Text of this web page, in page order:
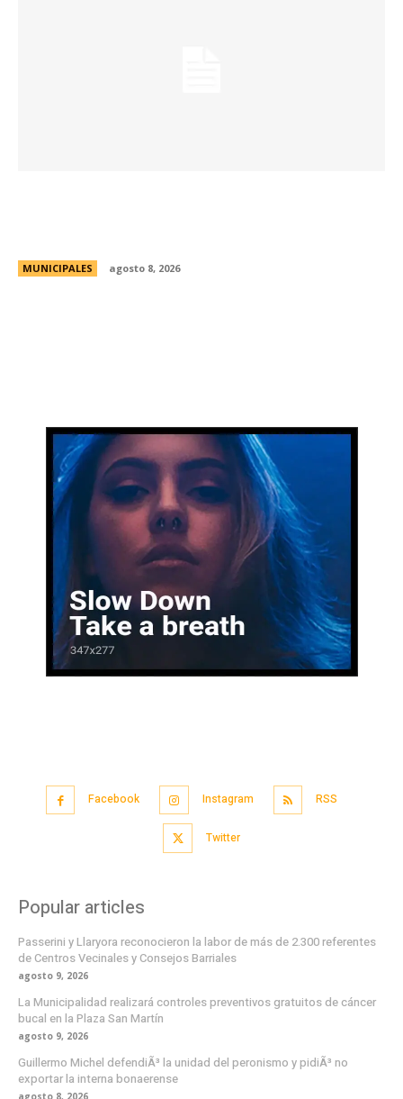
MUNICIPALES agosto 8, 2026
Facebook Instagram RSS
Twitter
Popular articles
Passerini y Llaryora reconocieron la labor de más de 2.300 referentes
de Centros Vecinales y Consejos Barriales
agosto 9, 2026
La Municipalidad realizará controles preventivos gratuitos de cáncer
bucal en la Plaza San Martín
agosto 9, 2026
Guillermo Michel defendiÃ³ la unidad del peronismo y pidiÃ³ no
exportar la interna bonaerense
agosto 8, 2026